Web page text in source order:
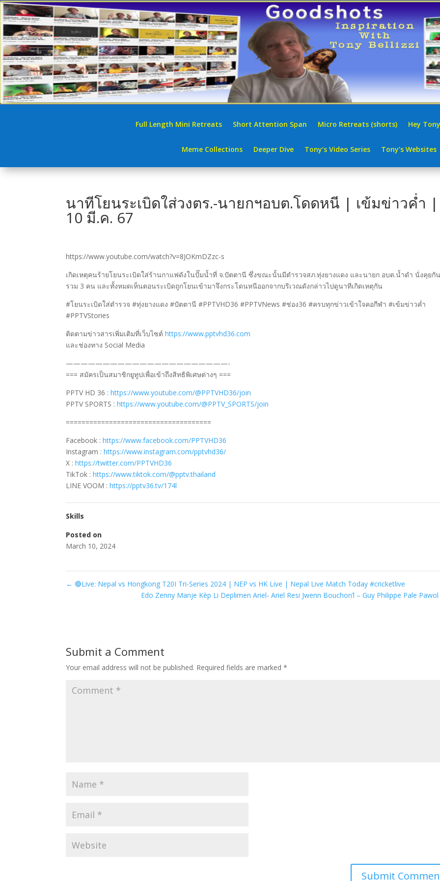
Full Length Mini Retreats Short Attention Span Micro Retreats (shorts) Hey
Meme Collections Deeper Dive Tony’s Video Series Tony’s Websites
นาทีโยนระเบิดใส่วงตร.-นายกฯอบต.โดดหนี | เข้มข่าวค่ำ |
10 มี.ค. 67
https://www.youtube.com/watch?v=8JOKmDZzc-s
เกิดเหตุคนร้ายโยนระเบิดใส่ร้านกาแฟดังในปั๊มน้ำที่ จ.ปัตตานี ซึ่งขณะนั้นมีตำรวจสภ.ทุ่งยางแดง และนายก อบต.น้ำดำ นั่งคุยกั
รวม 3 คน และทั้งหมดเห็นตอนระเบิดถูกโยนเข้ามาจึงกระโดนหนีออกจากบริเวณดังกล่าวไปดูนาทีเกิดเหตุกัน
#โยนระเบิดใส่ตำรวจ #ทุ่งยางแดง #ปัตตานี #PPTVHD36 #PPTVNews #ช่อง36 #ครบทุกข่าวเข้าใจคอกีฬา #เข้มข่าวค่ำ
#PPTVStories
ติดตามข่าวสารเพิ่มเติมที่เว็บไซต์https://www.pptvhd36.com
และช่องทาง Social Media
——————————————————————-
=== สมัครเป็นสมาชิกยูทูปเพื่อเข้าถึงสิทธิพิเศษต่างๆ ===
PPTV HD 36 :https://www.youtube.com/@PPTVHD36/join
PPTV SPORTS :https://www.youtube.com/@PPTV_SPORTS/join
=====================================
Facebook :https://www.facebook.com/PPTVHD36
Instagram :https://www.instagram.com/pptvhd36/
X :https://twitter.com/PPTVHD36
TikTok :https://www.tiktok.com/@pptv.thailand
LINE VOOM :https://pptv36.tv/174l
Skills
Posted on
March 10, 2024
← 🔴Live: Nepal vs Hongkong T20I Tri-Series 2024 | NEP vs HK Live | Nepal Live Match Today #cricketlive
Edo Zenny Manje Kèp Li Deplimen Ariel- Ariel Resi Jwenn Bouchon’l – Guy Philippe Pale
Submit a Comment
Your email address will not be published. Required fields are marked*